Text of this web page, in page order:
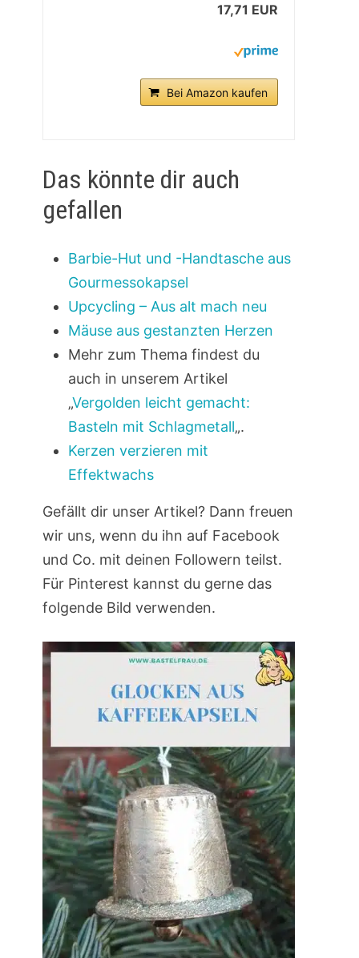
17,71 EUR
Bei Amazon kaufen
Das könnte dir auch
gefallen
Barbie-Hut und -Handtasche aus
Gourmessokapsel
Upcycling – Aus alt mach neu
Mäuse aus gestanzten Herzen
Mehr zum Thema findest du
auch in unserem Artikel
„Vergolden leicht gemacht:
Basteln mit Schlagmetall„.
Kerzen verzieren mit
Effektwachs
Gefällt dir unser Artikel? Dann freuen
wir uns, wenn du ihn auf Facebook
und Co. mit deinen Followern teilst.
Für Pinterest kannst du gerne das
folgende Bild verwenden.